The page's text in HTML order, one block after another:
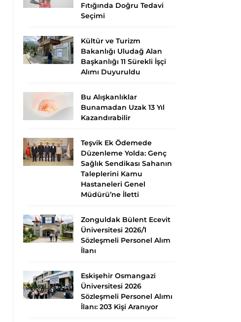
Fıtığında Doğru Tedavi
Seçimi
Kültür ve Turizm
Bakanlığı Uludağ Alan
Başkanlığı 11 Sürekli İşçi
Alımı Duyuruldu
Bu Alışkanlıklar
Bunamadan Uzak 13 Yıl
Kazandırabilir
Teşvik Ek Ödemede
Düzenleme Yolda: Genç
Sağlık Sendikası Sahanın
Taleplerini Kamu
Hastaneleri Genel
Müdürü’ne İletti
Zonguldak Bülent Ecevit
Üniversitesi 2026/1
Sözleşmeli Personel Alım
İlanı
Eskişehir Osmangazi
Üniversitesi 2026
Sözleşmeli Personel Alımı
İlanı: 203 Kişi Aranıyor